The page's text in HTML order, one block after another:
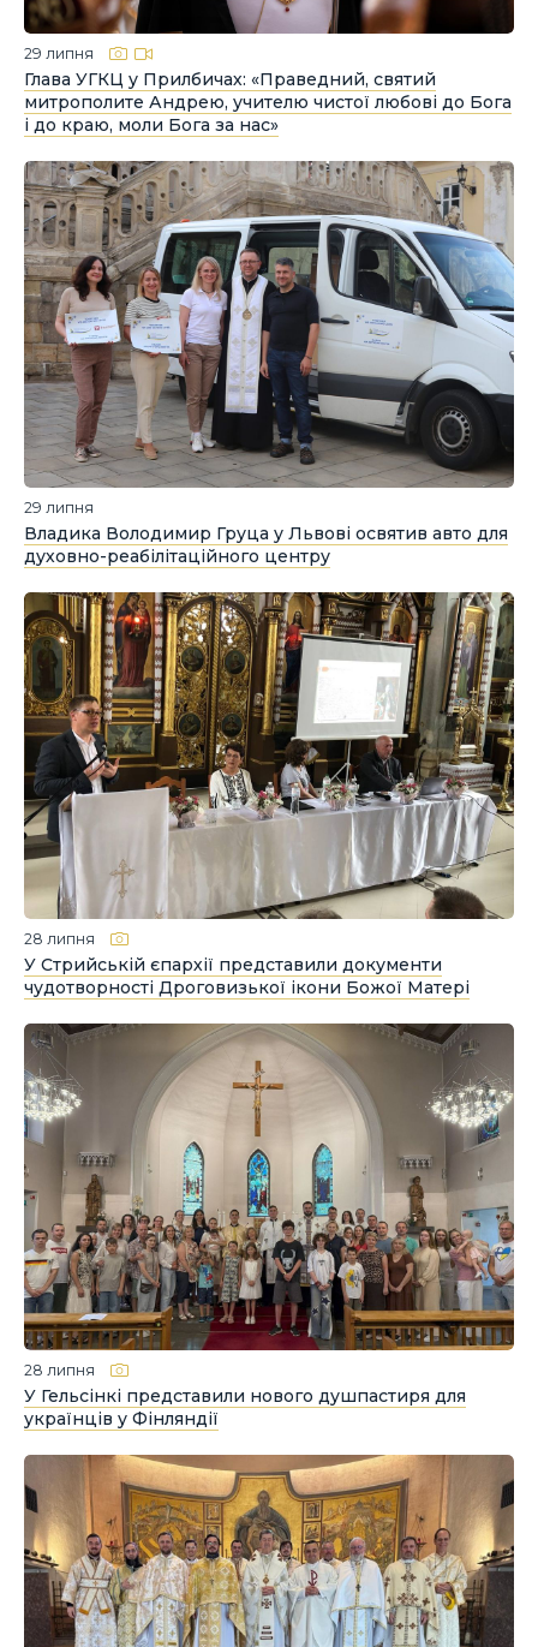
29 липня
Глава УГКЦ у Прилбичах: «Праведний, святий
митрополите Андрею, учителю чистої любові до Бога
і до краю, моли Бога за нас»
29 липня
Владика Володимир Груца у Львові освятив авто для
духовно-реабілітаційного центру
28 липня
У Стрийській єпархії представили документи
чудотворності Дроговизької ікони Божої Матері
28 липня
У Гельсінкі представили нового душпастиря для
українців у Фінляндії